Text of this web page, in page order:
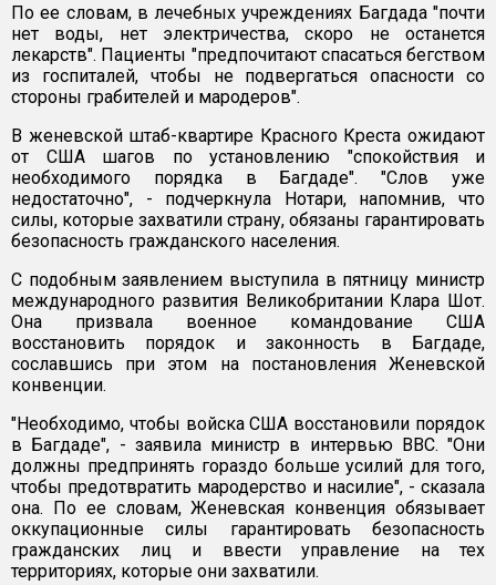
По ее словам, в лечебных учреждениях Багдада "почти
нет воды, нет электричества, скоро не останется
лекарств". Пациенты "предпочитают спасаться бегством
из госпиталей, чтобы не подвергаться опасности со
стороны грабителей и мародеров".
В женевской штаб-квартире Красного Креста ожидают
от США шагов по установлению "спокойствия и
необходимого порядка в Багдаде". "Слов уже
недостаточно", - подчеркнула Нотари, напомнив, что
силы, которые захватили страну, обязаны гарантировать
безопасность гражданского населения.
С подобным заявлением выступила в пятницу министр
международного развития Великобритании Клара Шот.
Она призвала военное командование США
восстановить порядок и законность в Багдаде,
сославшись при этом на постановления Женевской
конвенции.
"Необходимо, чтобы войска США восстановили порядок
в Багдаде", - заявила министр в интервью ВВС. "Они
должны предпринять гораздо больше усилий для того,
чтобы предотвратить мародерство и насилие", - сказала
она. По ее словам, Женевская конвенция обязывает
оккупационные силы гарантировать безопасность
гражданских лиц и ввести управление на тех
территориях, которые они захватили.